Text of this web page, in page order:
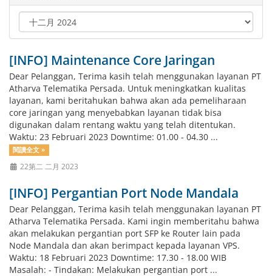
[INFO] Maintenance Core Jaringan
Dear Pelanggan, Terima kasih telah menggunakan layanan PT
Atharva Telematika Persada. Untuk meningkatkan kualitas
layanan, kami beritahukan bahwa akan ada pemeliharaan
core jaringan yang menyebabkan layanan tidak bisa
digunakan dalam rentang waktu yang telah ditentukan.
Waktu: 23 Februari 2023 Downtime: 01.00 - 04.30 ...
閱讀全文 »
22第二 二月 2023
[INFO] Pergantian Port Node Mandala
Dear Pelanggan, Terima kasih telah menggunakan layanan PT
Atharva Telematika Persada. Kami ingin memberitahu bahwa
akan melakukan pergantian port SFP ke Router lain pada
Node Mandala dan akan berimpact kepada layanan VPS.
Waktu: 18 Februari 2023 Downtime: 17.30 - 18.00 WIB
Masalah: - Tindakan: Melakukan pergantian port ...